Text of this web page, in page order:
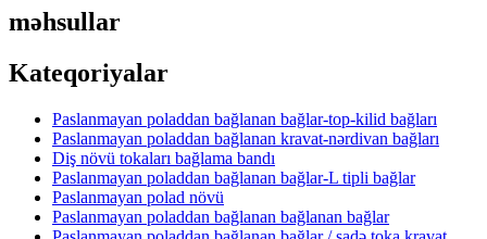
məhsullar
Kateqoriyalar
Paslanmayan poladdan bağlanan bağlar-top-kilid bağları
Paslanmayan poladdan bağlanan kravat-nərdivan bağları
Diş növü tokaları bağlama bandı
Paslanmayan poladdan bağlanan bağlar-L tipli bağlar
Paslanmayan polad növü
Paslanmayan poladdan bağlanan bağlanan bağlar